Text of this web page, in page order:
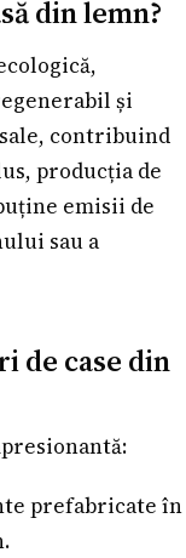
din lemn?
și
contribuind
producția de
emisii de
sau a
de case din
prefabricate în